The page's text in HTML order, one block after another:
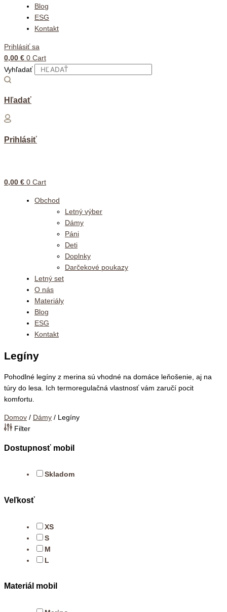
Blog
ESG
Kontakt
Prihlásiť sa
0,00 € 0 Cart
Vyhľadať
Hľadať
Prihlásiť
0,00 € 0 Cart
Obchod
Letný výber
Dámy
Páni
Deti
Doplnky
Darčekové poukazy
Letný set
O nás
Materiály
Blog
ESG
Kontakt
Legíny
Pohodlné legíny z merina sú vhodné na domáce leňošenie, aj na
túry do lesa. Ich termoregulačná vlastnosť vám zaručí pocit
komfortu.
Domov / Dámy / Legíny
Filter
Dostupnosť mobil
Skladom
Veľkosť
XS
S
M
L
Materiál mobil